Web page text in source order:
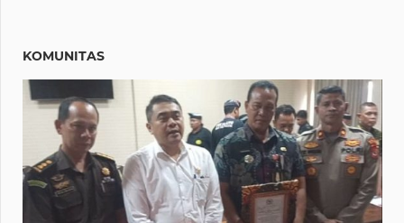
KOMUNITAS